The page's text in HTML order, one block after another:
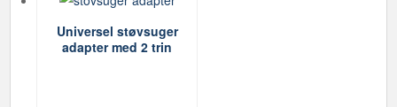
Universel støvsuger
adapter med 2 trin